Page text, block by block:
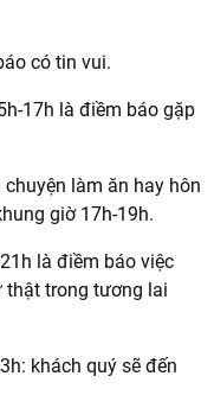
có tin vui.
17h là điềm báo gặp
làm ăn hay hôn
giờ 17h-19h.
là điềm báo việc
thật trong tương lai
khách quý sẽ đến